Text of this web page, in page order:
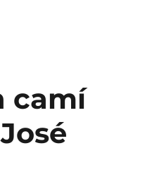
camí